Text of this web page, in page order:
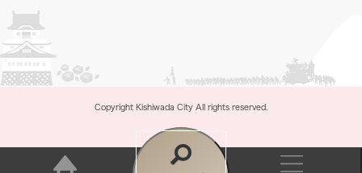
Copyright Kishiwada City All rights reserved.